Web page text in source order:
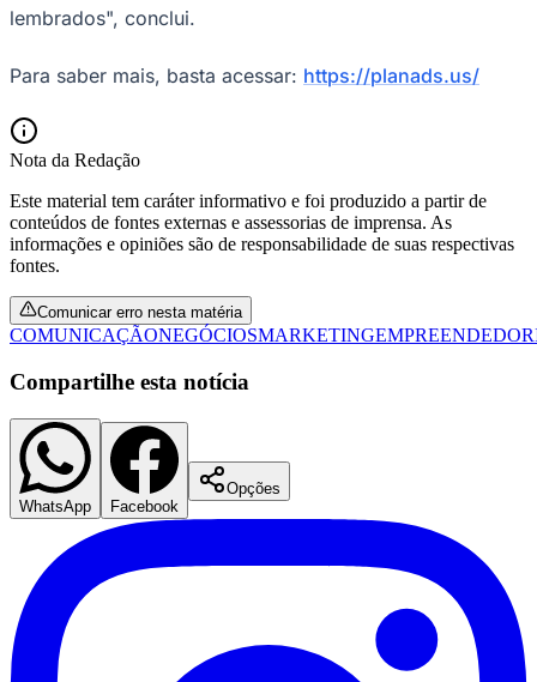
lembrados", conclui.
Para saber mais, basta acessar: https://planads.us/
Nota da Redação
Este material tem caráter informativo e foi produzido a partir de
conteúdos de fontes externas e assessorias de imprensa. As
informações e opiniões são de responsabilidade de suas respectivas
fontes.
Comunicar erro nesta matéria
COMUNICAÇÃONEGÓCIOSMARKETING
Compartilhe esta notícia
WhatsApp Facebook
Opções